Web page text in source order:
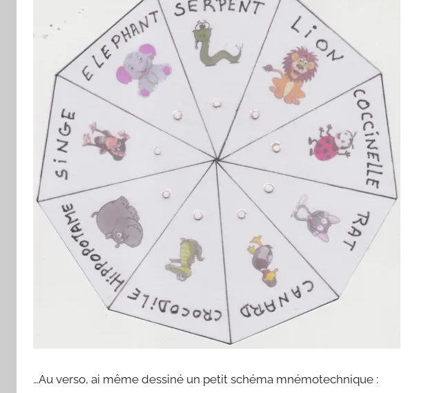
…Au verso, ai même dessiné un petit schéma mnémotechnique :